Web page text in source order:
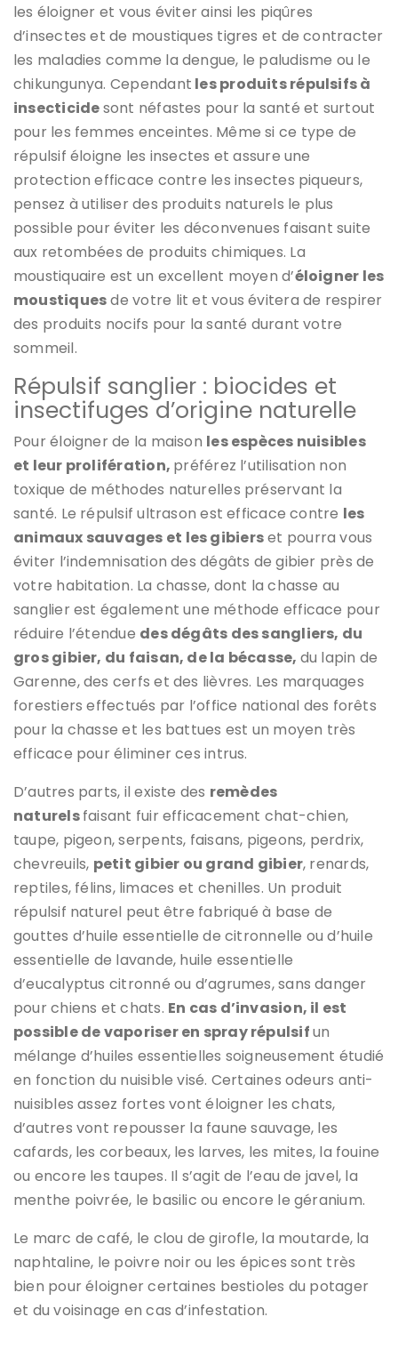
les éloigner et vous éviter ainsi les piqûres
d’insectes et de moustiques tigres et de contracter
les maladies comme la dengue, le paludisme ou le
chikungunya. Cependant les produits répulsifs à
insecticidesont néfastes pour la santé et surtout
pour les femmes enceintes. Même si ce type de
répulsif éloigne les insectes et assure une
protection efficace contre les insectes piqueurs,
pensez à utiliser des produits naturels le plus
possible pour éviter les déconvenues faisant suite
aux retombées de produits chimiques. La
moustiquaire est un excellent moyen d’éloigner les
moustiquesde votre lit et vous évitera de respirer
des produits nocifs pour la santé durant votre
sommeil.
Répulsif sanglier : biocides et
insectifuges d’origine naturelle
Pour éloigner de la maison les espèces nuisibles
et leur prolifération, préférez l’utilisation non
toxique de méthodes naturelles préservant la
santé. Le répulsif ultrason est efficace contre les
animaux sauvages et les gibierset pourra vous
éviter l’indemnisation des dégâts de gibier près de
votre habitation. La chasse, dont la chasse au
sanglier est également une méthode efficace pour
réduire l’étendue des dégâts des sangliers, du
gros gibier, du faisan, de la bécasse, du lapin de
Garenne, des cerfs et des lièvres. Les marquages
forestiers effectués par l’office national des forêts
pour la chasse et les battues est un moyen très
efficace pour éliminer ces intrus.
D’autres parts, il existe des remèdes
naturelsfaisant fuir efficacement chat-chien,
taupe, pigeon, serpents, faisans, pigeons, perdrix,
chevreuils, petit gibier ou grand gibier, renards,
reptiles, félins, limaces et chenilles. Un produit
répulsif naturel peut être fabriqué à base de
gouttes d’huile essentielle de citronnelle ou d’huile
essentielle de lavande, huile essentielle
d’eucalyptus citronné ou d’agrumes, sans danger
pour chiens et chats. En cas d’invasion, il est
possible de vaporiser en spray répulsifun
mélange d’huiles essentielles soigneusement étudié
en fonction du nuisible visé. Certaines odeurs anti-
nuisibles assez fortes vont éloigner les chats,
d’autres vont repousser la faune sauvage, les
cafards, les corbeaux, les larves, les mites, la fouine
ou encore les taupes. Il s’agit de l’eau de javel, la
menthe poivrée, le basilic ou encore le géranium.
Le marc de café, le clou de girofle, la moutarde, la
naphtaline, le poivre noir ou les épices sont très
bien pour éloigner certaines bestioles du potager
et du voisinage en cas d’infestation.